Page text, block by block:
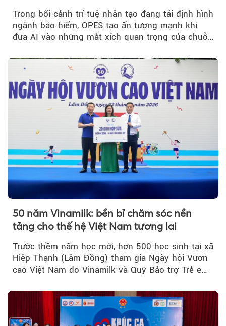
Trong bối cảnh trí tuệ nhân tạo đang tái định hình
ngành bảo hiểm, OPES tạo ấn tượng mạnh khi
đưa AI vào những mắt xích quan trọng của chuỗi
50 năm Vinamilk: bền bỉ chăm sóc nền
tảng cho thế hệ Việt Nam tương lai
Trước thềm năm học mới, hơn 500 học sinh tại xã
Hiệp Thạnh (Lâm Đồng) tham gia Ngày hội Vươn
cao Việt Nam do Vinamilk và Quỹ Bảo trợ Trẻ em